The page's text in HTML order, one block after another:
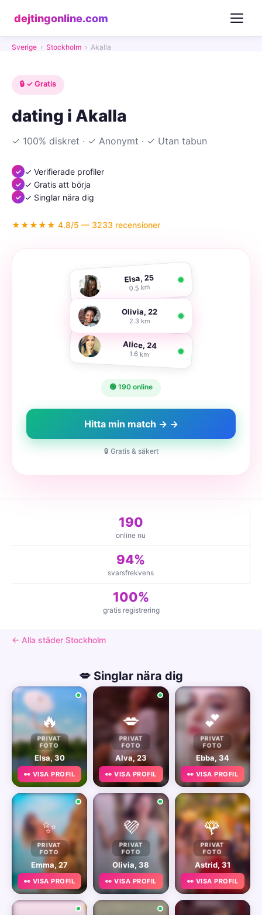
dejtingonline.com
Sverige › Stockholm › Akalla
🔒 ✓ Gratis
dating i Akalla
✓ 100% diskret · ✓ Anonymt · ✓ Utan tabun
✓ Verifierade profiler
✓ Gratis att börja
✓ Singlar nära dig
★★★★★ 4.8/5 — 3233 recensioner
Elsa, 25
0.5 km
Olivia, 22
2.3 km
Alice, 24
1.6 km
🟢 190 online
Hitta min match → →
🔒 Gratis & säkert
190
online nu
94%
svarsfrekvens
100%
gratis registrering
← Alla städer Stockholm
💋 Singlar nära dig
🔥
PRIVAT
FOTO
Elsa, 30
👀 VISA PROFIL
💋
PRIVAT
FOTO
Alva, 23
👀 VISA PROFIL
💕
PRIVAT
FOTO
Ebba, 34
👀 VISA PROFIL
✨
PRIVAT
FOTO
Emma, 27
👀 VISA PROFIL
💜
PRIVAT
FOTO
Olivia, 38
👀 VISA PROFIL
🌹
PRIVAT
FOTO
Astrid, 31
👀 VISA PROFIL